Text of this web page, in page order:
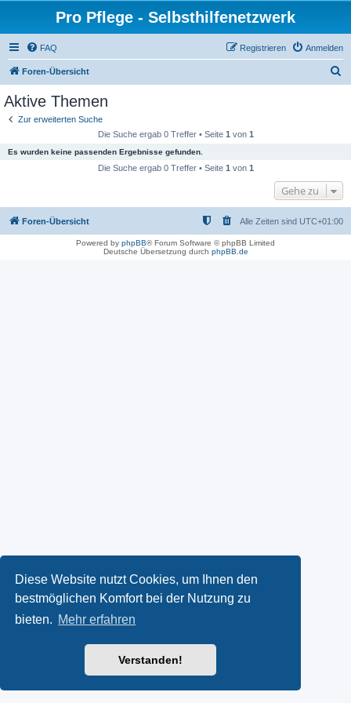
Diese Website nutzt Cookies, um Ihnen den
bestmöglichen Komfort bei der Nutzung zu
bieten. Mehr erfahren
Verstanden!
Pro Pflege - Selbsthilfenetzwerk
FAQ Anmelden
Registrieren
Foren-Übersicht
Aktive Themen
Zur erweiterten Suche
Die Suche ergab 0 Treffer • Seite 1 von 1
Es wurden keine passenden Ergebnisse gefunden.
Die Suche ergab 0 Treffer • Seite 1 von 1
Gehe zu
Foren-Übersicht Alle Zeiten sind UTC+01:00
Powered by phpBB® Forum Software © phpBB Limited
Deutsche Übersetzung durch phpBB.de